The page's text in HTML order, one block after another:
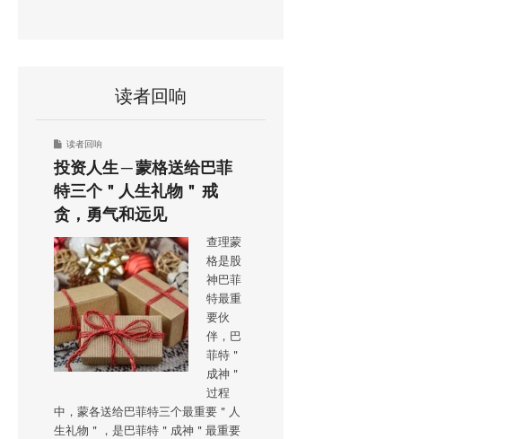
读者回响
读者回响
投资人生 ─ 蒙格送给巴菲
特三个＂人生礼物＂ 戒
贪，勇气和远见
查理蒙
格是股
神巴菲
特最重
要伙
伴，巴
菲特＂
成神＂
过程
中，蒙各送给巴菲特三个最重要＂人
生礼物＂，是巴菲特＂成神＂最重要